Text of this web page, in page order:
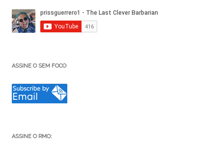
ASSINE O SEM FOCO
ASSINE O RMO: